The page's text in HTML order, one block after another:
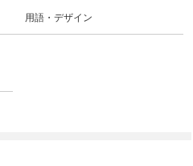
用語・デザイン